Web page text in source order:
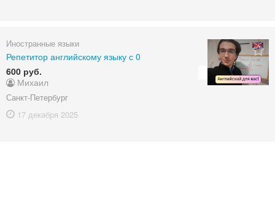
Иностранные языки
Репетитор английскому языку с 0
600 руб.
Михаил
Санкт-Петербург
17 декабря 2025